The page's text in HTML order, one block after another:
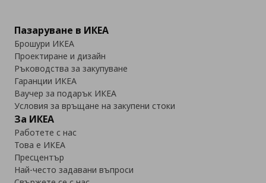
Пазаруване в ИКЕА
Брошури ИКЕА
Проектиране и дизайн
Ръководства за закупуване
Гаранции ИКЕА
Ваучер за подарък ИКЕА
Условия за връщане на закупени стоки
За ИКЕА
Работете с нас
Това е ИКЕА
Пресцентър
Най-често задавани въпроси